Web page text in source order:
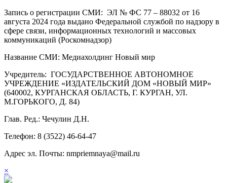
Запись о регистрации СМИ: ЭЛ № ФС 77 – 88032 от 16
августа 2024 года выдано Федеральной службой по надзору в
сфере связи, информационных технологий и массовых
коммуникаций (Роскомнадзор)
Название СМИ: Медиахолдинг Новый мир
Учредитель: ГОСУДАРСТВЕННОЕ АВТОНОМНОЕ
УЧРЕЖДЕНИЕ «ИЗДАТЕЛЬСКИЙ ДОМ «НОВЫЙ МИР»
(640002, КУРГАНСКАЯ ОБЛАСТЬ, Г. КУРГАН, УЛ.
М.ГОРЬКОГО, Д. 84)
Глав. Ред.: Чечулин Д.Н.
Телефон: 8 (3522) 46-64-47
Адрес эл. Почты: nmpriemnaya@mail.ru
×